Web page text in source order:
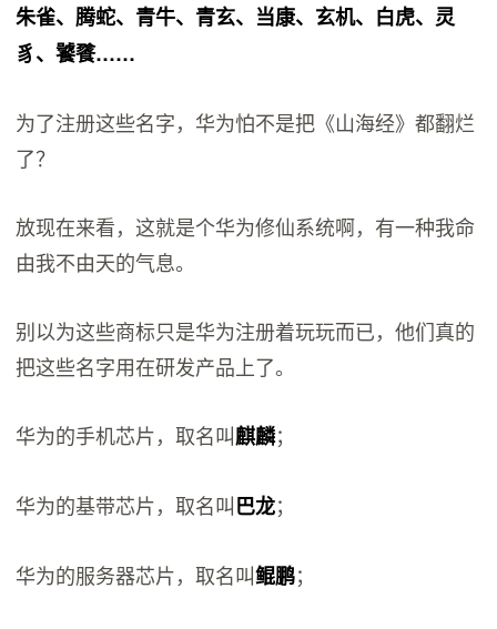
朱雀、腾蛇、青牛、青玄、当康、玄机、白虎、灵
豸、饕餮……
为了注册这些名字，华为怕不是把《山海经》都翻烂
了？
放现在来看，这就是个华为修仙系统啊，有一种我命
由我不由天的气息。
别以为这些商标只是华为注册着玩玩而已，他们真的
把这些名字用在研发产品上了。
华为的手机芯片，取名叫麒麟；
华为的基带芯片，取名叫巴龙；
华为的服务器芯片，取名叫鲲鹏；